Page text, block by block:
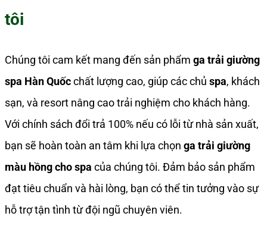
tôi
Chúng tôi cam kết mang đến sản phẩm ga trải giường
spa Hàn Quốcchất lượng cao, giúp các chủ spa, khách
sạn, và resort nâng cao trải nghiệm cho khách hàng.
Với chính sách đổi trả 100% nếu có lỗi từ nhà sản xuất,
bạn sẽ hoàn toàn an tâm khi lựa chọn ga trải giường
màu hồng cho spa của chúng tôi. Đảm bảo sản phẩm
đạt tiêu chuẩn và hài lòng, bạn có thể tin tưởng vào sự
hỗ trợ tận tình từ đội ngũ chuyên viên.